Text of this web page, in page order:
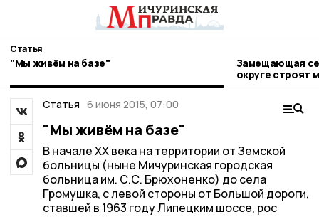
Статья
"Мы живём на базе"
Замещающая
округе строят
Статья 6 июня 2015, 07:00
"Мы живём на базе"
В начале ХХ века на территории от Земской
больницы (ныне Мичуринская городская
больница им. С.С. Брюхоненко) до села
Громушка, с левой стороны от Большой дороги,
ставшей в 1963 году Липецким шоссе, рос